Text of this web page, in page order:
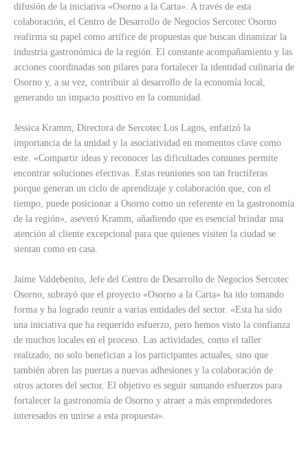
difusión de la iniciativa «Osorno a la Carta». A través de esta
colaboración, el Centro de Desarrollo de Negocios Sercotec Osorno
reafirma su papel como artífice de propuestas que buscan dinamizar la
industria gastronómica de la región. El constante acompañamiento y las
acciones coordinadas son pilares para fortalecer la identidad culinaria de
Osorno y, a su vez, contribuir al desarrollo de la economía local,
generando un impacto positivo en la comunidad.
Jessica Kramm, Directora de Sercotec Los Lagos, enfatizó la
importancia de la unidad y la asociatividad en momentos clave como
este. «Compartir ideas y reconocer las dificultades comunes permite
encontrar soluciones efectivas. Estas reuniones son tan fructíferas
porque generan un ciclo de aprendizaje y colaboración que, con el
tiempo, puede posicionar a Osorno como un referente en la gastronomía
de la región», aseveró Kramm, añadiendo que es esencial brindar una
atención al cliente excepcional para que quienes visiten la ciudad se
sientan como en casa.
Jaime Valdebenito, Jefe del Centro de Desarrollo de Negocios Sercotec
Osorno, subrayó que el proyecto «Osorno a la Carta» ha ido tomando
forma y ha logrado reunir a varias entidades del sector. «Esta ha sido
una iniciativa que ha requerido esfuerzo, pero hemos visto la confianza
de muchos locales en el proceso. Las actividades, como el taller
realizado, no solo benefician a los participantes actuales, sino que
también abren las puertas a nuevas adhesiones y la colaboración de
otros actores del sector. El objetivo es seguir sumando esfuerzos para
fortalecer la gastronomía de Osorno y atraer a más emprendedores
interesados en unirse a esta propuesta».